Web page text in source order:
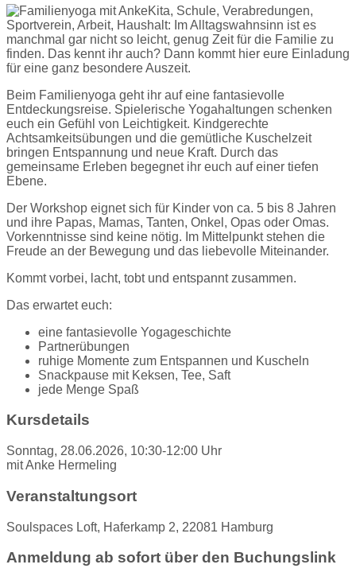
Kita, Schule, Verabredungen,
Sportverein, Arbeit, Haushalt: Im Alltagswahnsinn ist es
manchmal gar nicht so leicht, genug Zeit für die Familie zu
finden. Das kennt ihr auch? Dann kommt hier eure Einladung
für eine ganz besondere Auszeit.
Beim Familienyoga geht ihr auf eine fantasievolle
Entdeckungsreise. Spielerische Yogahaltungen schenken
euch ein Gefühl von Leichtigkeit. Kindgerechte
Achtsamkeitsübungen und die gemütliche Kuschelzeit
bringen Entspannung und neue Kraft. Durch das
gemeinsame Erleben begegnet ihr euch auf einer tiefen
Ebene.
Der Workshop eignet sich für Kinder von ca. 5 bis 8 Jahren
und ihre Papas, Mamas, Tanten, Onkel, Opas oder Omas.
Vorkenntnisse sind keine nötig. Im Mittelpunkt stehen die
Freude an der Bewegung und das liebevolle Miteinander.
Kommt vorbei, lacht, tobt und entspannt zusammen.
Das erwartet euch:
eine fantasievolle Yogageschichte
Partnerübungen
ruhige Momente zum Entspannen und Kuscheln
Snackpause mit Keksen, Tee, Saft
jede Menge Spaß
Kursdetails
Sonntag, 28.06.2026, 10:30-12:00 Uhr
mit Anke Hermeling
Veranstaltungsort
Soulspaces Loft, Haferkamp 2, 22081 Hamburg
Anmeldung ab sofort über den Buchungslink